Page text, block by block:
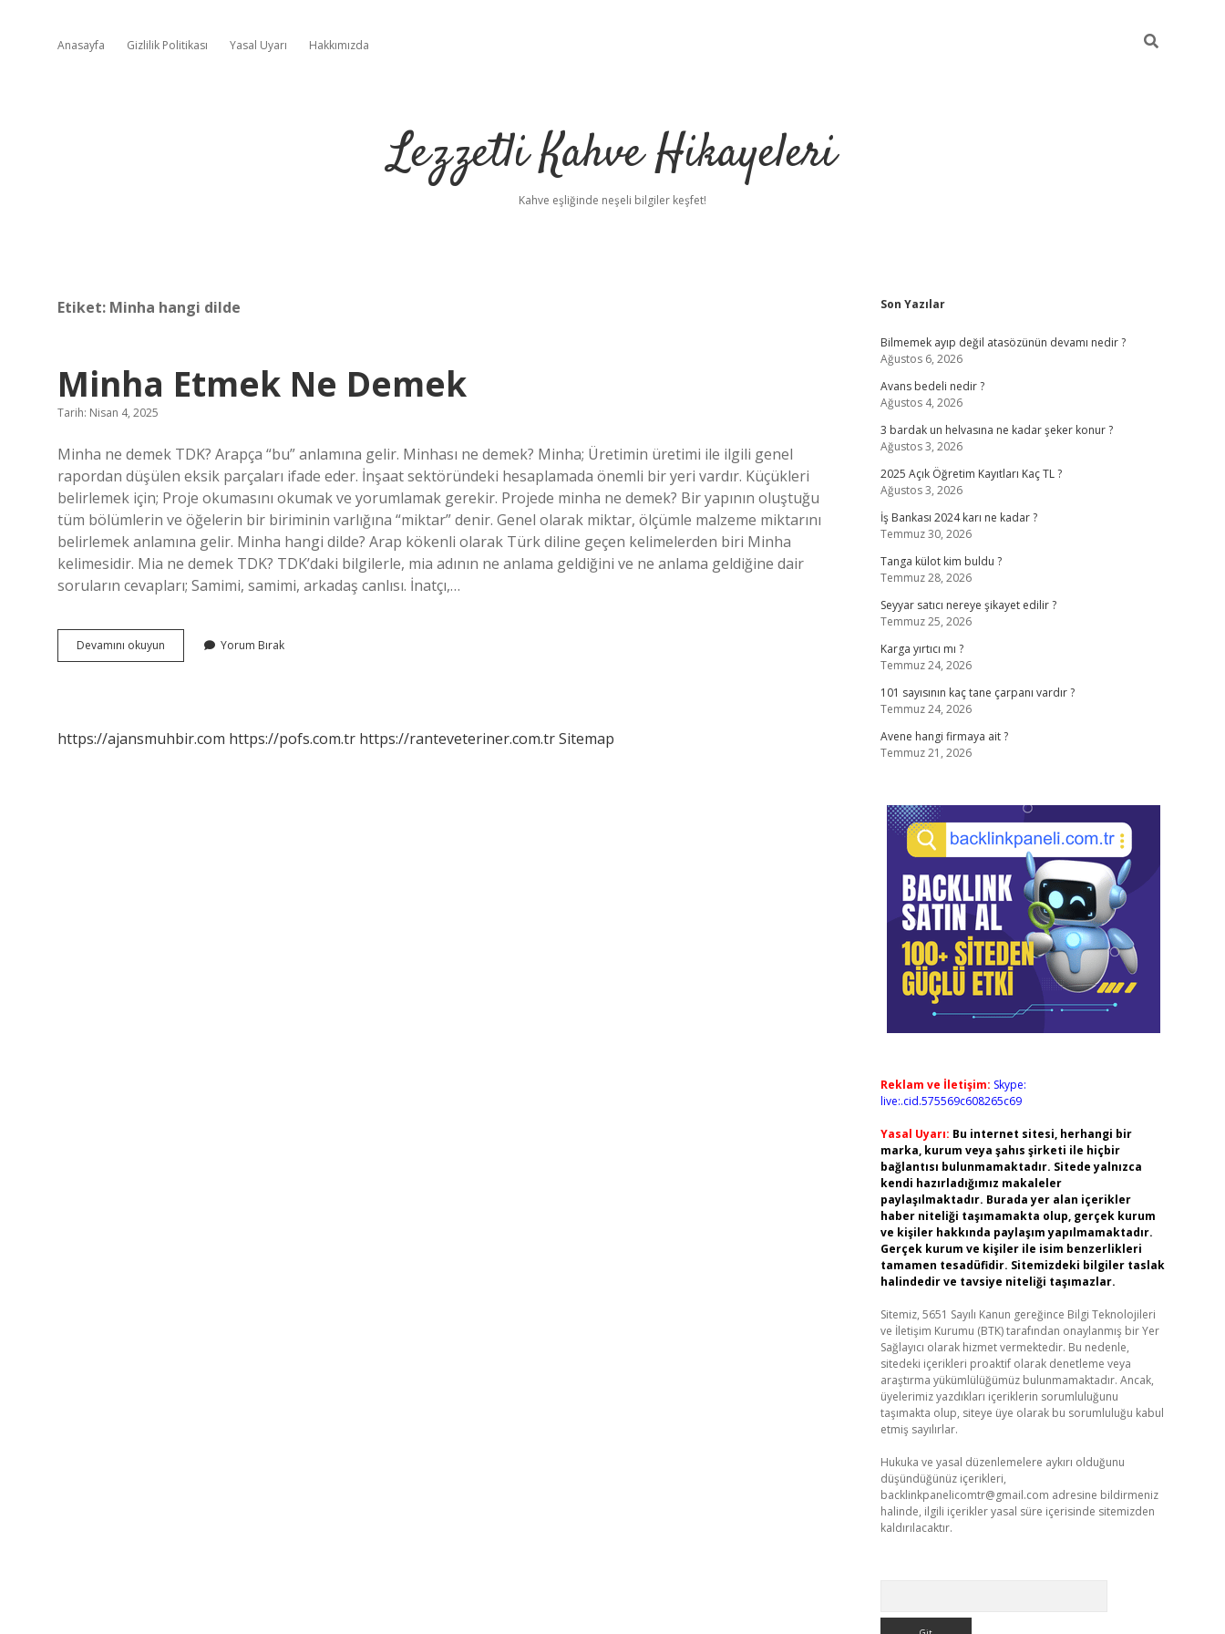
Anasayfa Gizlilik Politikası Yasal Uyarı Hakkımızda
Lezzetli Kahve Hikayeleri
Kahve eşliğinde neşeli bilgiler keşfet!
Etiket: Minha hangi dilde
Minha Etmek Ne Demek
Tarih: Nisan 4, 2025
Minha ne demek TDK? Arapça “bu” anlamına gelir. Minhası ne demek? Minha; Üretimin üretimi ile ilgili genel
rapordan düşülen eksik parçaları ifade eder. İnşaat sektöründeki hesaplamada önemli bir yeri vardır. Küçükleri
belirlemek için; Proje okumasını okumak ve yorumlamak gerekir. Projede minha ne demek? Bir yapının oluştuğu
tüm bölümlerin ve öğelerin bir biriminin varlığına “miktar” denir. Genel olarak miktar, ölçümle malzeme miktarını
belirlemek anlamına gelir. Minha hangi dilde? Arap kökenli olarak Türk diline geçen kelimelerden biri Minha
kelimesidir. Mia ne demek TDK? TDK’daki bilgilerle, mia adının ne anlama geldiğini ve ne anlama geldiğine dair
soruların cevapları; Samimi, samimi, arkadaş canlısı. İnatçı,…
Devamını okuyun
Etmek
Yorum Bırak
https://ajansmuhbir.com https://pofs.com.tr https://ranteveteriner.com.trSitemap
Sidebar
Son Yazılar
Bilmemek ayıp değil atasözünün devamı nedir ?
Ağustos 6, 2026
Avans bedeli nedir ?
Ağustos 4, 2026
3 bardak un helvasına ne kadar şeker konur ?
Ağustos 3, 2026
2025 Açık Öğretim Kayıtları Kaç TL ?
Ağustos 3, 2026
İş Bankası 2024 karı ne kadar ?
Temmuz 30, 2026
Tanga külot kim buldu ?
Temmuz 28, 2026
Seyyar satıcı nereye şikayet edilir ?
Temmuz 25, 2026
Karga yırtıcı mı ?
Temmuz 24, 2026
101 sayısının kaç tane çarpanı vardır ?
Temmuz 24, 2026
Avene hangi firmaya ait ?
Temmuz 21, 2026
Reklam ve İletişim: Skype:
live:.cid.575569c608265c69
Yasal Uyarı: Bu internet sitesi, herhangi bir
marka, kurum veya şahıs şirketi ile hiçbir
bağlantısı bulunmamaktadır. Sitede yalnızca
kendi hazırladığımız makaleler
paylaşılmaktadır. Burada yer alan içerikler
haber niteliği taşımamakta olup, gerçek kurum
ve kişiler hakkında paylaşım yapılmamaktadır.
Gerçek kurum ve kişiler ile isim benzerlikleri
tamamen tesadüfidir. Sitemizdeki bilgiler taslak
halindedir ve tavsiye niteliği taşımazlar.
Sitemiz, 5651 Sayılı Kanun gereğince Bilgi Teknolojileri
ve İletişim Kurumu (BTK) tarafından onaylanmış bir Yer
Sağlayıcı olarak hizmet vermektedir. Bu nedenle,
sitedeki içerikleri proaktif olarak denetleme veya
araştırma yükümlülüğümüz bulunmamaktadır. Ancak,
üyelerimiz yazdıkları içeriklerin sorumluluğunu
taşımakta olup, siteye üye olarak bu sorumluluğu kabul
etmiş sayılırlar.
Hukuka ve yasal düzenlemelere aykırı olduğunu
düşündüğünüz içerikleri,
backlinkpanelicomtr@gmail.com adresine bildirmeniz
halinde, ilgili içerikler yasal süre içerisinde sitemizden
kaldırılacaktır.